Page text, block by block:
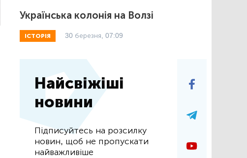
Українська колонія на Волзі
ІСТОРІЯ 30 березня, 07:09
Найсвіжіші
новини
Підписуйтесь на розсилку
новин, щоб не пропускати
найважливіше